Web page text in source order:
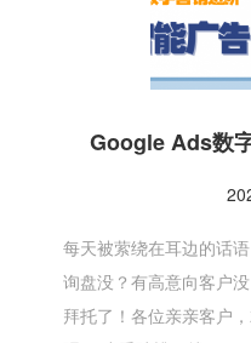
Google Ads数
每天被萦绕在耳边的话
询盘没？有高意向客户
拜托了！各位亲亲客户